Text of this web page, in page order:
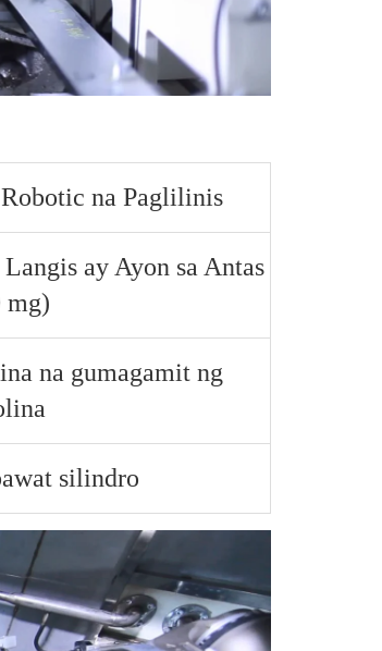
na Paglilinis
ay Ayon sa Antas
mg)
na gumagamit ng
silindro